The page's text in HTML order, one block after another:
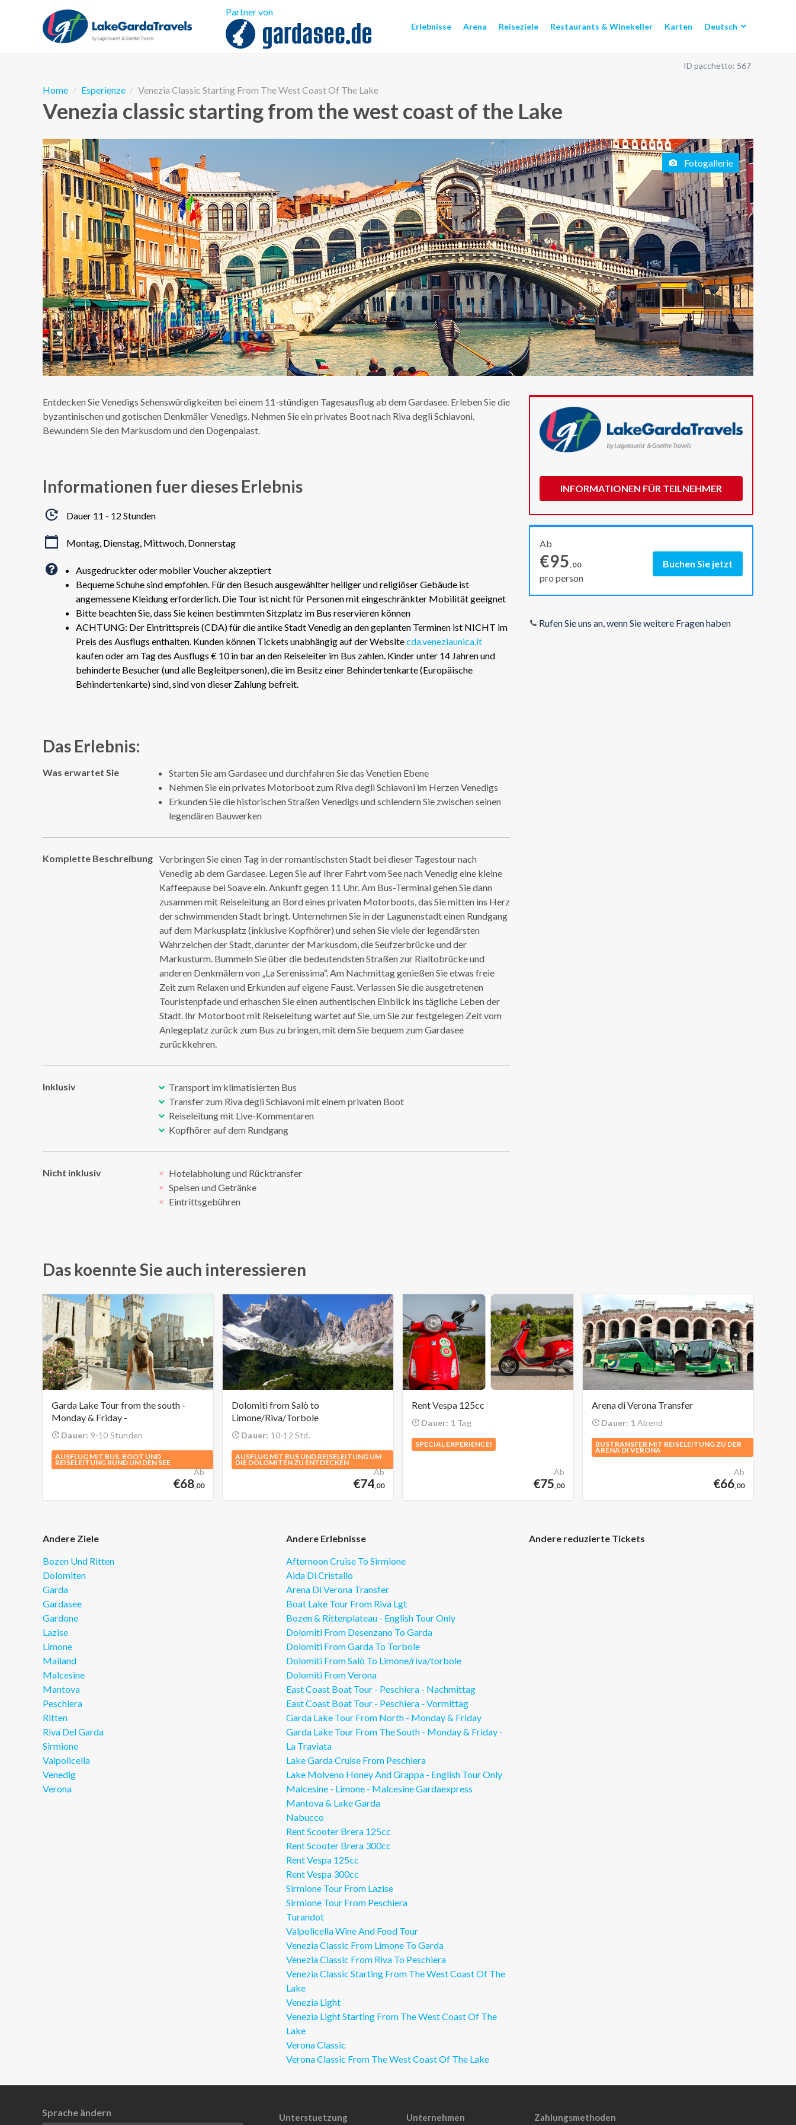
Partner von
Erlebnisse Arena Reiseziele Restaurants & Winekeller Karten Deutsch
ID pacchetto: 567
Home Esperienze Venezia Classic Starting From The West Coast Of The Lake
Venezia classic starting from the west coast of the Lake
Fotogallerie
Entdecken Sie Venedigs Sehenswürdigkeiten bei einem 11-stündigen Tagesausflug ab dem Gardasee. Erleben Sie die
byzantinischen und gotischen Denkmäler Venedigs. Nehmen Sie ein privates Boot nach Riva degli Schiavoni.
Bewundern Sie den Markusdom und den Dogenpalast.
Informationen fuer dieses Erlebnis
Dauer 11 - 12 Stunden
Montag, Dienstag, Mittwoch, Donnerstag
Ausgedruckter oder mobiler Voucher akzeptiert
Bequeme Schuhe sind empfohlen. Für den Besuch ausgewählter heiliger und religiöser Gebäude ist
angemessene Kleidung erforderlich. Die Tour ist nicht für Personen mit eingeschränkter Mobilität geeignet
Bitte beachten Sie, dass Sie keinen bestimmten Sitzplatz im Bus reservieren können
ACHTUNG: Der Eintrittspreis (CDA) für die antike Stadt Venedig an den geplanten Terminen ist NICHT im
Preis des Ausflugs enthalten. Kunden können Tickets unabhängig auf der Websitecda.veneziaunica.it
kaufen oder am Tag des Ausflugs € 10 in bar an den Reiseleiter im Bus zahlen. Kinder unter 14 Jahren und
behinderte Besucher (und alle Begleitpersonen), die im Besitz einer Behindertenkarte (Europäische
Behindertenkarte) sind, sind von dieser Zahlung befreit.
Das Erlebnis:
Was erwartet Sie
Starten Sie am Gardasee und durchfahren Sie das Venetien Ebene
Nehmen Sie ein privates Motorboot zum Riva degli Schiavoni im Herzen Venedigs
Erkunden Sie die historischen Straßen Venedigs und schlendern Sie zwischen seinen
legendären Bauwerken
Komplette Beschreibung Verbringen Sie einen Tag in der romantischsten Stadt bei dieser Tagestour nach
Venedig ab dem Gardasee. Legen Sie auf Ihrer Fahrt vom See nach Venedig eine kleine
Kaffeepause bei Soave ein. Ankunft gegen 11 Uhr. Am Bus-Terminal gehen Sie dann
zusammen mit Reiseleitung an Bord eines privaten Motorboots, das Sie mitten ins Herz
der schwimmenden Stadt bringt. Unternehmen Sie in der Lagunenstadt einen Rundgang
auf dem Markusplatz (inklusive Kopfhörer) und sehen Sie viele der legendärsten
Wahrzeichen der Stadt, darunter der Markusdom, die Seufzerbrücke und der
Markusturm. Bummeln Sie über die bedeutendsten Straßen zur Rialtobrücke und
anderen Denkmälern von „La Serenissima“. Am Nachmittag genießen Sie etwas freie
Zeit zum Relaxen und Erkunden auf eigene Faust. Verlassen Sie die ausgetretenen
Touristenpfade und erhaschen Sie einen authentischen Einblick ins tägliche Leben der
Stadt. Ihr Motorboot mit Reiseleitung wartet auf Sie, um Sie zur festgelegen Zeit vom
Anlegeplatz zurück zum Bus zu bringen, mit dem Sie bequem zum Gardasee
zurückkehren.
Inklusiv
Transport im klimatisierten Bus
Transfer zum Riva degli Schiavoni mit einem privaten Boot
Reiseleitung mit Live-Kommentaren
Kopfhörer auf dem Rundgang
Nicht inklusiv
Hotelabholung und Rücktransfer
Speisen und Getränke
Eintrittsgebühren
INFORMATIONEN FÜR TEILNEHMER
Ab
€95,00
pro person
Buchen Sie jetzt
Rufen Sie uns an, wenn Sie weitere Fragen haben
Das koennte Sie auch interessieren
Garda Lake Tour from the south -
Monday & Friday -
Dauer: 9-10 Stunden
AUSFLUG MIT BUS, BOOT UND
REISELEITUNG RUND UM DEN SEE
Ab
€68,00
Dolomiti from Salò to
Limone/Riva/Torbole
Dauer: 10-12 Std.
AUSFLUG MIT BUS UND REISELEITUNG UM
DIE DOLOMITEN ZU ENTDECKEN
Ab
€74,00
Rent Vespa 125cc
Dauer: 1 Tag
SPECIAL EXPERIENCE!
Ab
€75,00
Arena di Verona Transfer
Dauer: 1 Abend
BUSTRANSFER MIT REISELEITUNG ZU DER
ARENA DI VERONA
Ab
€66,00
Andere Ziele
Bozen Und Ritten
Dolomiten
Garda
Gardasee
Gardone
Lazise
Limone
Mailand
Malcesine
Mantova
Peschiera
Ritten
Riva Del Garda
Sirmione
Valpolicella
Venedig
Verona
Andere Erlebnisse
Afternoon Cruise To Sirmione
Aida Di Cristallo
Arena Di Verona Transfer
Boat Lake Tour From Riva Lgt
Bozen & Rittenplateau - English Tour Only
Dolomiti From Desenzano To Garda
Dolomiti From Garda To Torbole
Dolomiti From Salò To Limone/riva/torbole
Dolomiti From Verona
East Coast Boat Tour - Peschiera - Nachmittag
East Coast Boat Tour - Peschiera - Vormittag
Garda Lake Tour From North - Monday & Friday
Garda Lake Tour From The South - Monday & Friday -
La Traviata
Lake Garda Cruise From Peschiera
Lake Molveno Honey And Grappa - English Tour Only
Malcesine - Limone - Malcesine Gardaexpress
Mantova & Lake Garda
Nabucco
Rent Scooter Brera 125cc
Rent Scooter Brera 300cc
Rent Vespa 125cc
Rent Vespa 300cc
Sirmione Tour From Lazise
Sirmione Tour From Peschiera
Turandot
Valpolicella Wine And Food Tour
Venezia Classic From Limone To Garda
Venezia Classic From Riva To Peschiera
Venezia Classic Starting From The West Coast Of The
Lake
Venezia Light
Venezia Light Starting From The West Coast Of The
Lake
Verona Classic
Verona Classic From The West Coast Of The Lake
Andere reduzierte Tickets
Sprache ändern Unterstuetzung Unternehmen Zahlungsmethoden